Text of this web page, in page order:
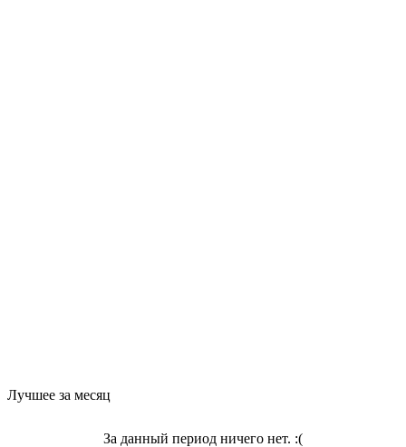
Лучшее за месяц
За данный период ничего нет. :(